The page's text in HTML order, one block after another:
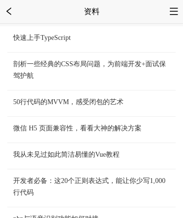
资料
快速上手TypeScript
剖析一些经典的CSS布局问题，为前端开发+面试保
驾护航
50行代码的MVVM，感受闭包的艺术
微信 H5 页面兼容性，看看大神的解决方案
我从未见过如此简洁易懂的Vue教程
开发者必备：这20个正则表达式，能让你少写1,000
行代码